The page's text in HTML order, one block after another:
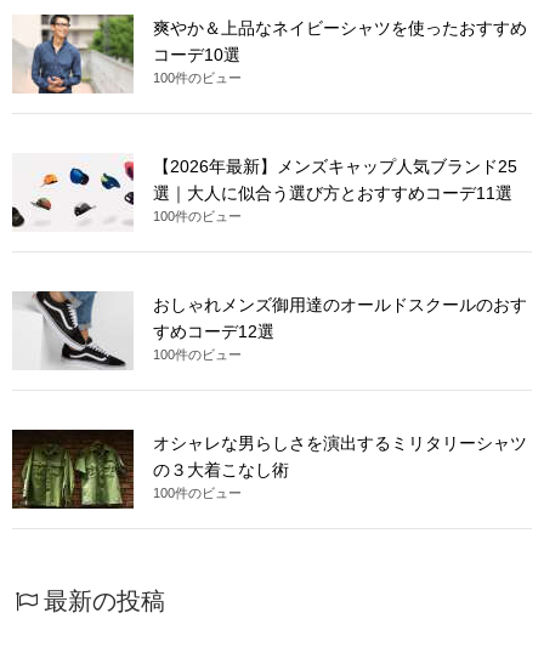
爽やか＆上品なネイビーシャツを使ったおすすめ
コーデ10選
100件のビュー
【2026年最新】メンズキャップ人気ブランド25
選｜大人に似合う選び方とおすすめコーデ11選
100件のビュー
おしゃれメンズ御用達のオールドスクールのおす
すめコーデ12選
100件のビュー
オシャレな男らしさを演出するミリタリーシャツ
の３大着こなし術
100件のビュー
最新の投稿